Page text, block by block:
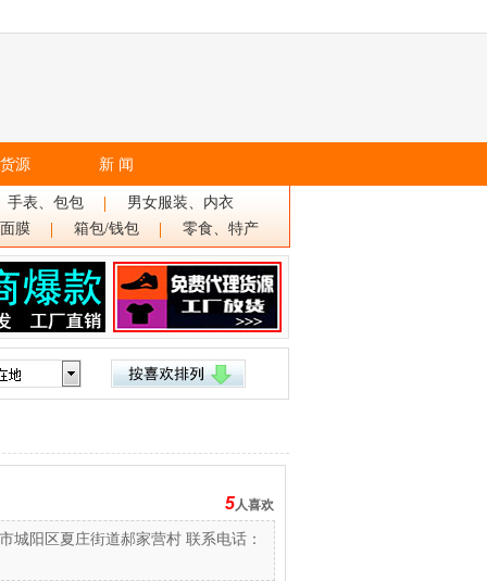
源 新 闻
手表、包包
男女服装、内衣
膜
箱包/钱包 零食、特产
5人喜欢
城阳区夏庄街道郝家营村 联系电话：